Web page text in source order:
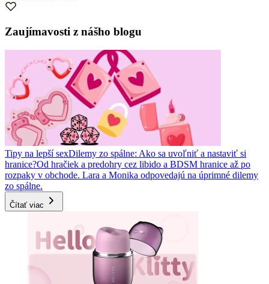
Zaujímavosti z nášho blogu
Tipy na lepší sexDilemy zo spálne: Ako sa uvoľniť a nastaviť si
hranice?Od hračiek a predohry cez libido a BDSM hranice až po
rozpaky v obchode. Lara a Monika odpovedajú na úprimné dilemy
zo spálne.
Čítať viac